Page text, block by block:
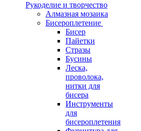
Рукоделие и творчество
Алмазная мозаика
Бисероплетение
Бисер
Пайетки
Стразы
Бусины
Леска,
проволока,
нитки для
бисера
Инструменты
для
бисероплетения